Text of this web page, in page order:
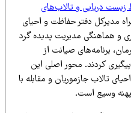
و تالاب‌های
دفتر حفاظت و احیای
مدیریت پدیده گرد
صیانت از
کردند. محور اصلی این
جازموریان و مقابله با
است.